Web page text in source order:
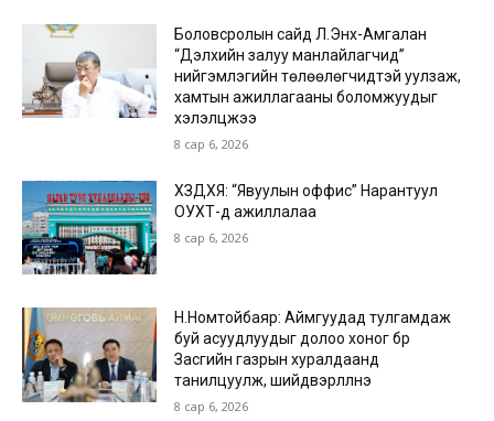
Боловсролын сайд Л.Энх-Амгалан
“Дэлхийн залуу манлайлагчид”
нийгэмлэгийн төлөөлөгчидтэй уулзаж,
хамтын ажиллагааны боломжуудыг
хэлэлцжээ
8 сар 6, 2026
ХЗДХЯ: “Явуулын оффис” Нарантуул
ОУХТ-д ажиллалаа
8 сар 6, 2026
Н.Номтойбаяр: Аймгуудад тулгамдаж
буй асуудлуудыг долоо хоног бүр
Засгийн газрын хуралдаанд
танилцуулж, шийдвэрлүүлнэ
8 сар 6, 2026